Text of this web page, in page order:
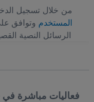
من خلال تسجيل
المستخدموتوافق
الرسائل النصية
فعاليات مباشرة في